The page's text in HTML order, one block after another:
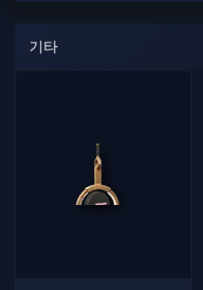
기타